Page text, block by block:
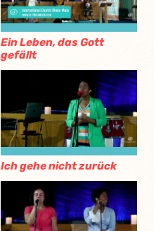
Ein Leben, das Gott
gefällt
Ich gehe nicht zurück